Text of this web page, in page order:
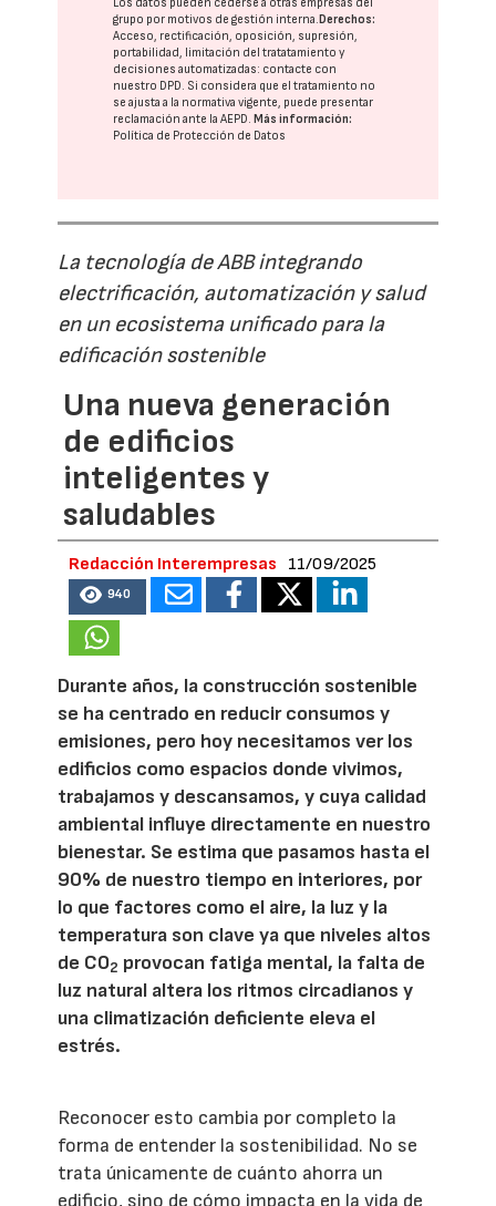
Los datos pueden cederse a otras empresas del
grupo por motivos de gestión interna. Derechos:
Acceso, rectificación, oposición, supresión,
portabilidad, limitación del tratatamiento y
decisiones automatizadas: contacte con
nuestro DPD. Si considera que el tratamiento no
se ajusta a la normativa vigente, puede presentar
reclamación ante laAEPD. Más información:
Política de Protección de Datos
La tecnología de ABB integrando
electrificación, automatización y salud
en un ecosistema unificado para la
edificación sostenible
Una nueva generación
de edificios
inteligentes y
saludables
Redacción Interempresas 11/09/2025
940
Durante años, la construcción sostenible
se ha centrado en reducir consumos y
emisiones, pero hoy necesitamos ver los
edificios como espacios donde vivimos,
trabajamos y descansamos, y cuya calidad
ambiental influye directamente en nuestro
bienestar. Se estima que pasamos hasta el
90% de nuestro tiempo en interiores, por
lo que factores como el aire, la luz y la
temperatura son clave ya que niveles altos
de CO2 provocan fatiga mental, la falta de
luz natural altera los ritmos circadianos y
una climatización deficiente eleva el
estrés.
Reconocer esto cambia por completo la
forma de entender la sostenibilidad. No se
trata únicamente de cuánto ahorra un
edificio, sino de cómo impacta en la vida de